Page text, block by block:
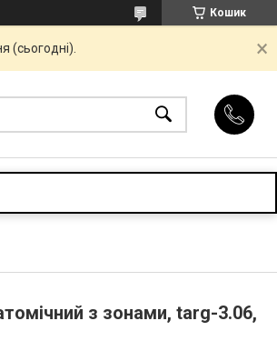
Кошик
(сьогодні).
з зонами, targ-3.06,